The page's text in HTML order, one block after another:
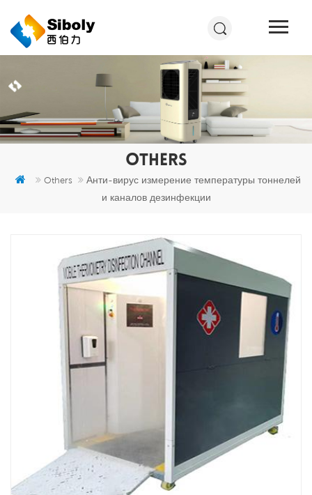
OTHERS
Others
Анти-вирус измерение температуры тоннелей
и каналов дезинфекции